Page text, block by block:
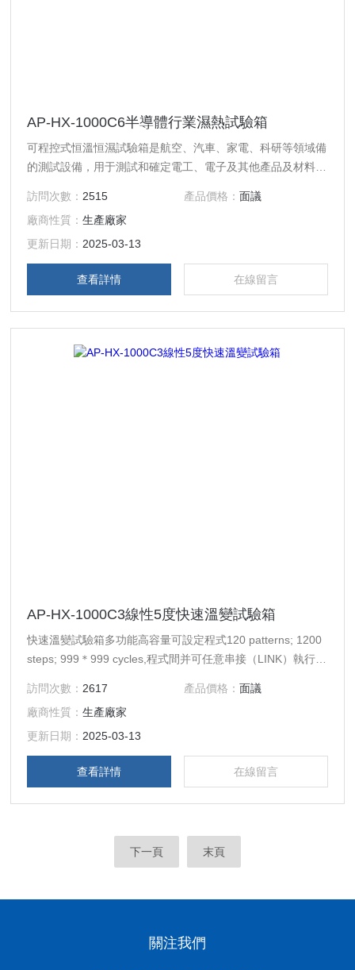
AP-HX-1000C6半導體行業濕熱試驗箱
可程控式恒溫恒濕試驗箱是航空、汽車、家電、科研等領域備
的測試設備，用于測試和確定電工、電子及其他產品及材料進
數及性能。
訪問次數： 2515 產品價格： 面議
廠商性質：生產廠家
更新日期： 2025-03-13
查看詳情 在線留言
AP-HX-1000C3線性5度快速溫變試驗箱
快速溫變試驗箱多功能高容量可設定程式120 patterns; 1200
steps; 999＊999 cycles,程式間并可任意串接（LINK）執行，
目前沒止愛佩公司的所有顧客沒有用完過些這些程序。控制方
式：采智慧型PID＋SSR/SCR正逆雙向同步輸出，具有R’S－
232C及485通信介面裝置，電腦聯線操控、編輯、記錄及二
組動態接點（TIMER SINGAL RELAY），使用便捷。
訪問次數： 2617 產品價格： 面議
廠商性質：生產廠家
更新日期： 2025-03-13
查看詳情 在線留言
下一頁 末頁
關注我們